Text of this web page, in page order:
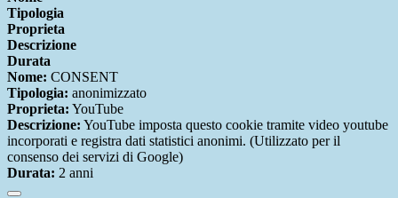
Tipologia
Proprieta
Descrizione
Durata
Nome: CONSENT
Tipologia: anonimizzato
Proprieta: YouTube
Descrizione: YouTube imposta questo cookie tramite video youtube
incorporati e registra dati statistici anonimi. (Utilizzato per il
consenso dei servizi di Google)
Durata: 2 anni